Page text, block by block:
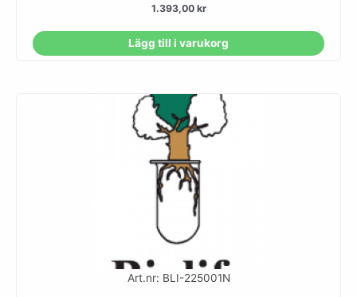
1.393,00 kr
Lägg till i varukorg
Art.nr: BLI-225001N